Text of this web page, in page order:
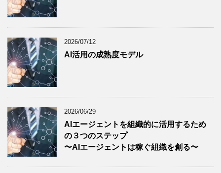
2026/07/12
AI活用の成熟度モデル
2026/06/29
AIエージェントを組織的に活用するため
の３つのステップ
〜AIエージェントは稼ぐ組織を創る〜